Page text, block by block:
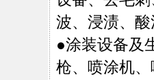
波、浸渍、
●涂装设备及
枪、喷涂机